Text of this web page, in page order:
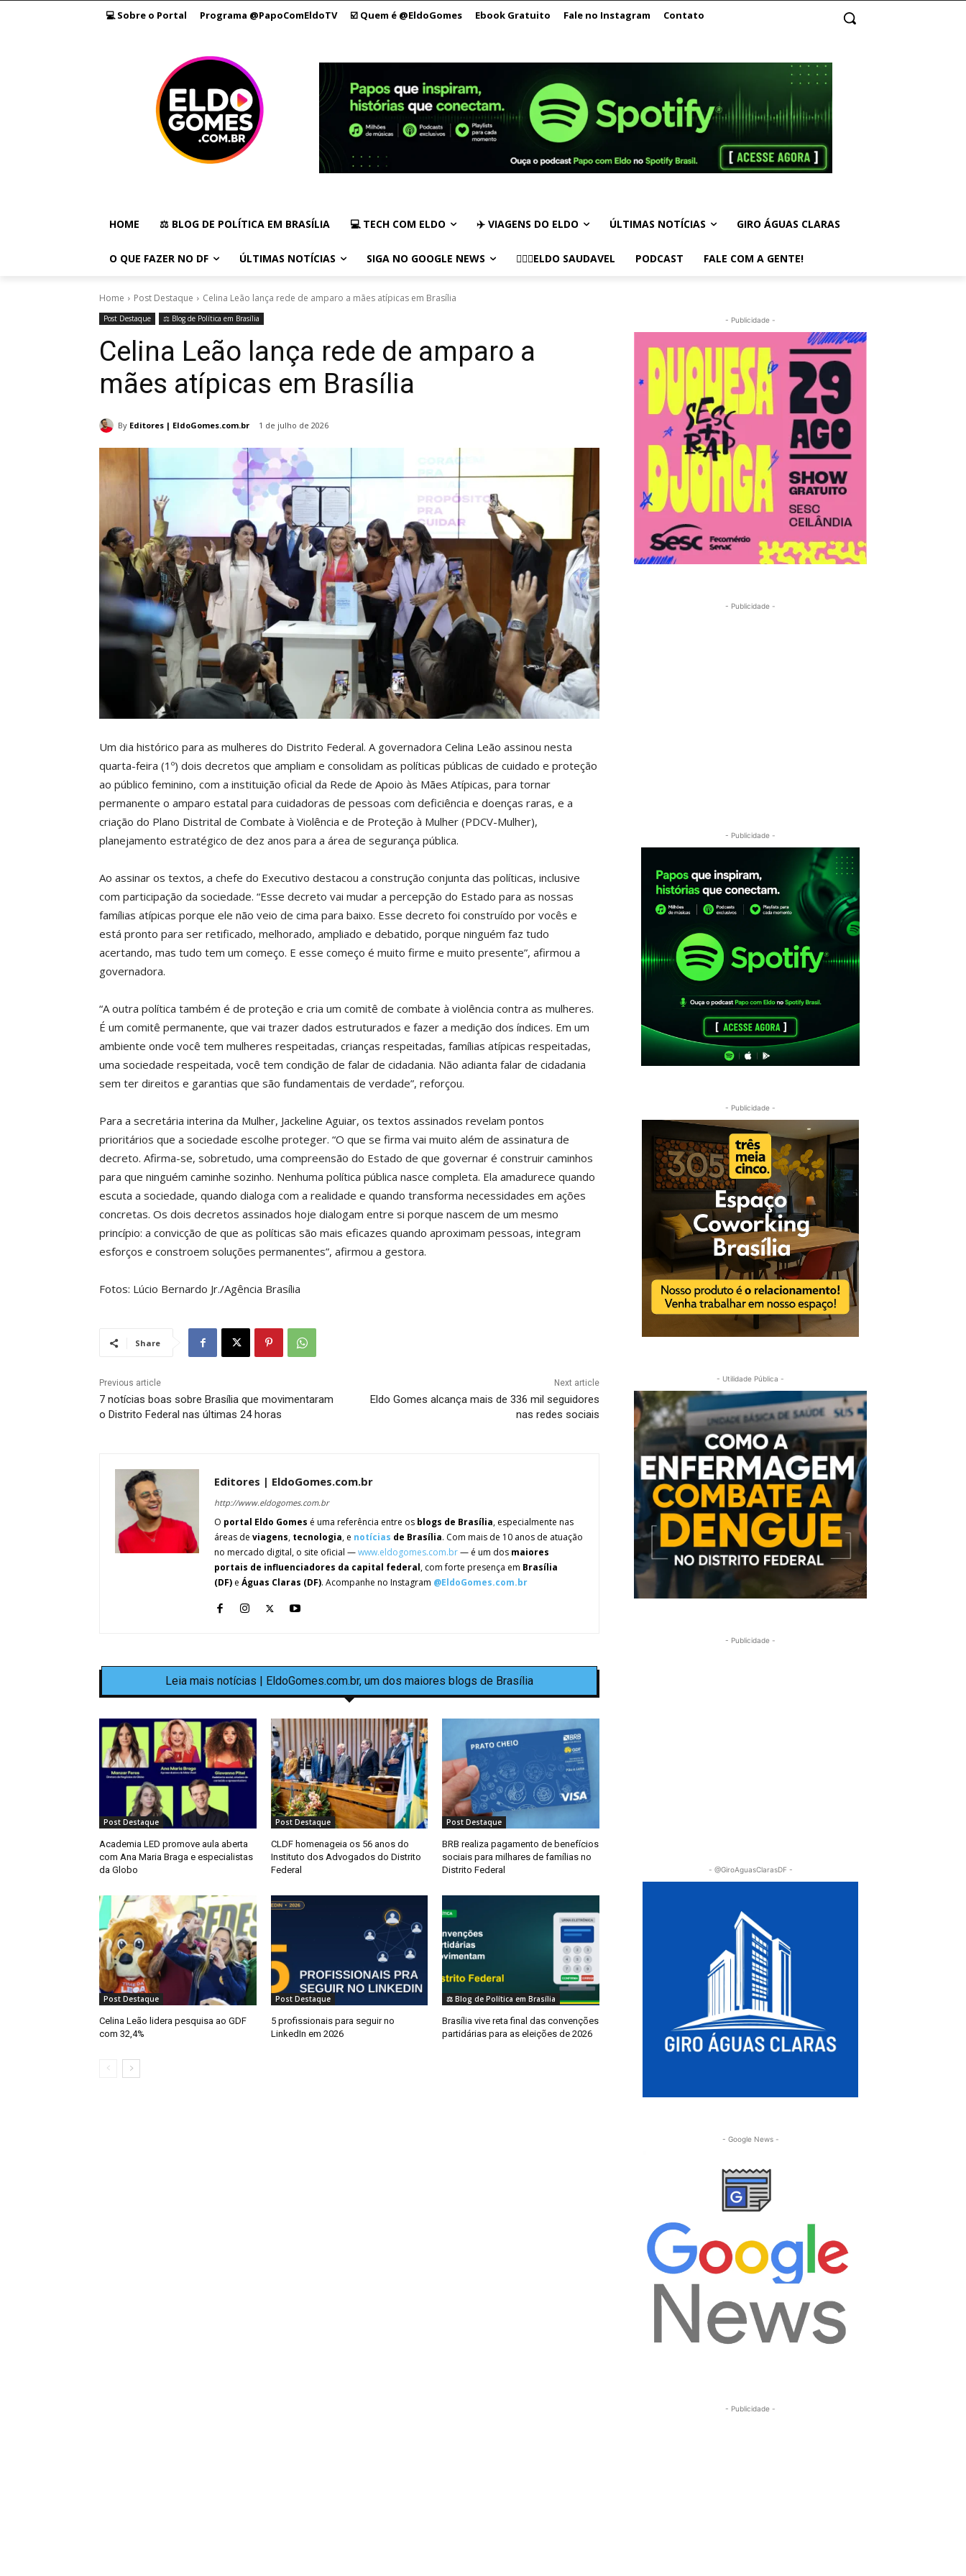
💻 Sobre o Portal Programa @PapoComEldoTV ☑️ Quem é @EldoGomes Ebook Gratuito Fale no Instagram Contato
HOME ⚖️ BLOG DE POLÍTICA EM BRASÍLIA 💻 TECH COM ELDO ✈️ VIAGENS DO ELDO ÚLTIMAS NOTÍCIAS GIRO ÁGUAS CLARAS
O QUE FAZER NO DF ÚLTIMAS NOTÍCIAS SIGA NO GOOGLE NEWS 🏃🏻‍♂️ELDO SAUDAVEL PODCAST FALE COM A GENTE!
Home Post Destaque Celina Leão lança rede de amparo a mães atípicas em Brasília
Post Destaque ⚖️ Blog de Política em Brasília
Celina Leão lança rede de amparo a
mães atípicas em Brasília
By Editores | EldoGomes.com.br 1 de julho de 2026
Um dia histórico para as mulheres do Distrito Federal. A governadora Celina Leão assinou nesta
quarta-feira (1º) dois decretos que ampliam e consolidam as políticas públicas de cuidado e proteção
ao público feminino, com a instituição oficial da Rede de Apoio às Mães Atípicas, para tornar
permanente o amparo estatal para cuidadoras de pessoas com deficiência e doenças raras, e a
criação do Plano Distrital de Combate à Violência e de Proteção à Mulher (PDCV-Mulher),
planejamento estratégico de dez anos para a área de segurança pública.
Ao assinar os textos, a chefe do Executivo destacou a construção conjunta das políticas, inclusive
com participação da sociedade. “Esse decreto vai mudar a percepção do Estado para as nossas
famílias atípicas porque ele não veio de cima para baixo. Esse decreto foi construído por vocês e
está pronto para ser retificado, melhorado, ampliado e debatido, porque ninguém faz tudo
acertando, mas tudo tem um começo. E esse começo é muito firme e muito presente”, afirmou a
governadora.
“A outra política também é de proteção e cria um comitê de combate à violência contra as mulheres.
É um comitê permanente, que vai trazer dados estruturados e fazer a medição dos índices. Em um
ambiente onde você tem mulheres respeitadas, crianças respeitadas, famílias atípicas respeitadas,
uma sociedade respeitada, você tem condição de falar de cidadania. Não adianta falar de cidadania
sem ter direitos e garantias que são fundamentais de verdade”, reforçou.
Para a secretária interina da Mulher, Jackeline Aguiar, os textos assinados revelam pontos
prioritários que a sociedade escolhe proteger. “O que se firma vai muito além de assinatura de
decreto. Afirma-se, sobretudo, uma compreensão do Estado de que governar é construir caminhos
para que ninguém caminhe sozinho. Nenhuma política pública nasce completa. Ela amadurece quando
escuta a sociedade, quando dialoga com a realidade e quando transforma necessidades em ações
concretas. Os dois decretos assinados hoje dialogam entre si porque nascem de um mesmo
princípio: a convicção de que as políticas são mais eficazes quando aproximam pessoas, integram
esforços e constroem soluções permanentes”, afirmou a gestora.
Fotos: Lúcio Bernardo Jr./Agência Brasília
Share
Previous article
7 notícias boas sobre Brasília que movimentaram
o Distrito Federal nas últimas 24 horas
Next article
Eldo Gomes alcança mais de 336 mil seguidores
nas redes sociais
Editores | EldoGomes.com.br
http://www.eldogomes.com.br
O portal Eldo Gomes é uma referência entre os blogs de Brasília, especialmente nas
áreas de viagens, tecnologia, e notícias de Brasília. Com mais de 10 anos de atuação
no mercado digital, o site oficial —www.eldogomes.com.br— é um dos maiores
portais de influenciadores da capital federal, com forte presença em Brasília
(DF) e Águas Claras (DF). Acompanhe no Instagram @EldoGomes.com.br
Leia mais notícias | EldoGomes.com.br, um dos maiores blogs de Brasília
Post Destaque
Academia LED promove aula aberta
com Ana Maria Braga e especialistas
da Globo
Post Destaque
CLDF homenageia os 56 anos do
Instituto dos Advogados do Distrito
Federal
Post Destaque
BRB realiza pagamento de benefícios
sociais para milhares de famílias no
Distrito Federal
Post Destaque
Celina Leão lidera pesquisa ao GDF
com 32,4%
Post Destaque
5 profissionais para seguir no
LinkedIn em 2026
⚖️ Blog de Política em Brasília
Brasília vive reta final das convenções
partidárias para as eleições de 2026
- Publicidade -
- Publicidade -
- Publicidade -
- Publicidade -
- Utilidade Pública -
- Publicidade -
- @GiroAguasClarasDF -
- Google News -
- Publicidade -